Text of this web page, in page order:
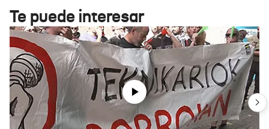
Te puede interesar